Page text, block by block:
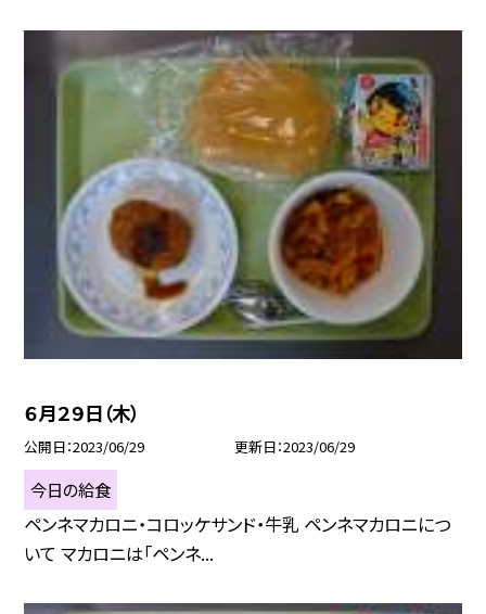
６月２９日（木）
公開日 2023/06/29 更新日 2023/06/29
今日の給食
ペンネマカロニ・コロッケサンド・牛乳 ペンネマカロニにつ
いて マカロニは「ペンネ...